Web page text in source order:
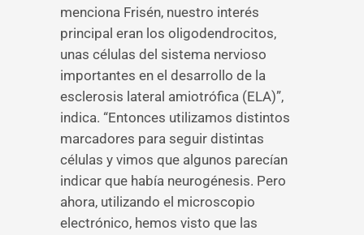
menciona Frisén, nuestro interés
principal eran los oligodendrocitos,
unas células del sistema nervioso
importantes en el desarrollo de la
esclerosis lateral amiotrófica (ELA)”,
indica. “Entonces utilizamos distintos
marcadores para seguir distintas
células y vimos que algunos parecían
indicar que había neurogénesis. Pero
ahora, utilizando el microscopio
electrónico, hemos visto que las